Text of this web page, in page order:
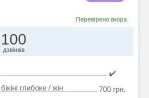
Перевірено вчора
100
дзвінків
✔️
глибоке / жін
700 грн.